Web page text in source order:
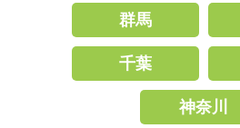
群馬
千葉
神奈川